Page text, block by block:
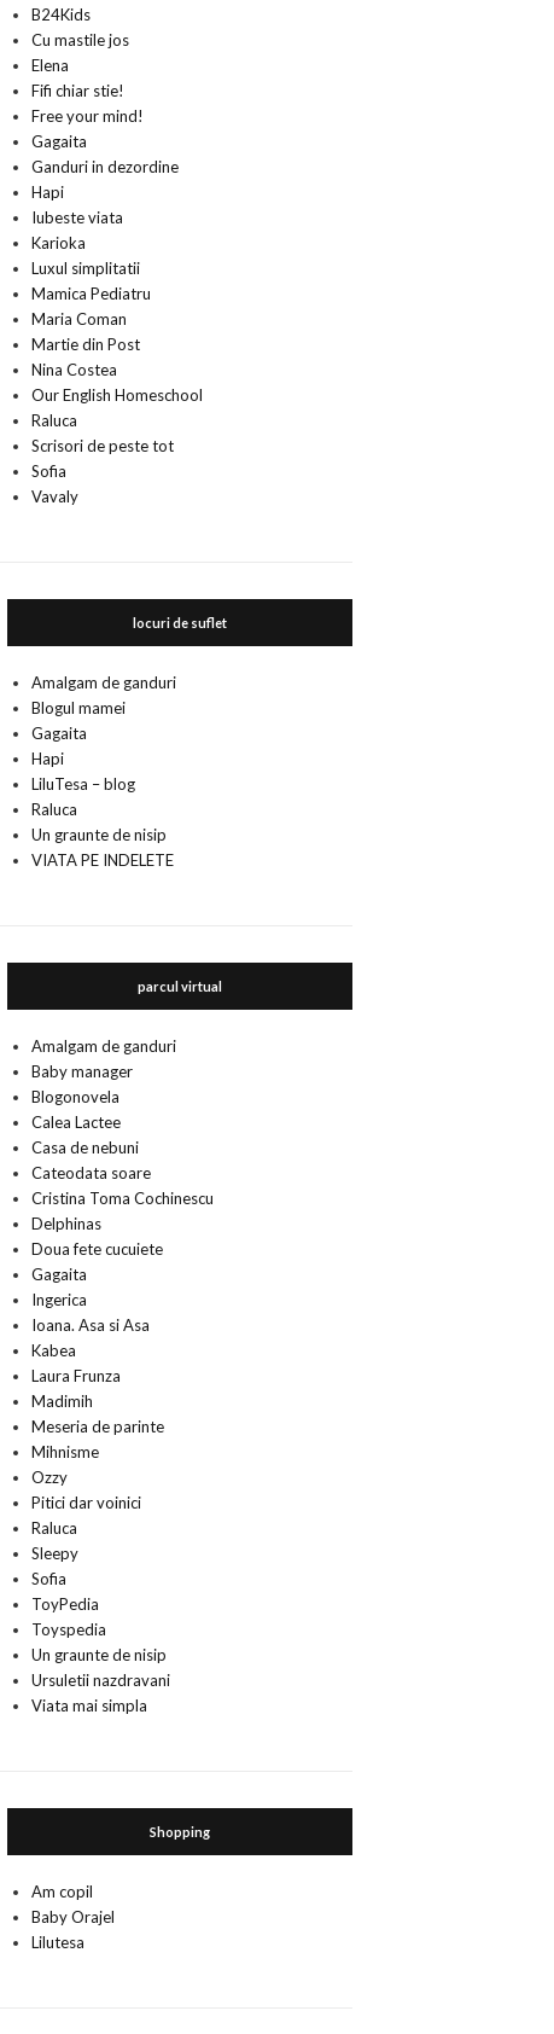
B24Kids
Cu mastile jos
Elena
Fifi chiar stie!
Free your mind!
Gagaita
Ganduri in dezordine
Hapi
Iubeste viata
Karioka
Luxul simplitatii
Mamica Pediatru
Maria Coman
Martie din Post
Nina Costea
Our English Homeschool
Raluca
Scrisori de peste tot
Sofia
Vavaly
locuri de suflet
Amalgam de ganduri
Blogul mamei
Gagaita
Hapi
LiluTesa – blog
Raluca
Un graunte de nisip
VIATA PE INDELETE
parcul virtual
Amalgam de ganduri
Baby manager
Blogonovela
Calea Lactee
Casa de nebuni
Cateodata soare
Cristina Toma Cochinescu
Delphinas
Doua fete cucuiete
Gagaita
Ingerica
Ioana. Asa si Asa
Kabea
Laura Frunza
Madimih
Meseria de parinte
Mihnisme
Ozzy
Pitici dar voinici
Raluca
Sleepy
Sofia
ToyPedia
Toyspedia
Un graunte de nisip
Ursuletii nazdravani
Viata mai simpla
Shopping
Am copil
Baby Orajel
Lilutesa